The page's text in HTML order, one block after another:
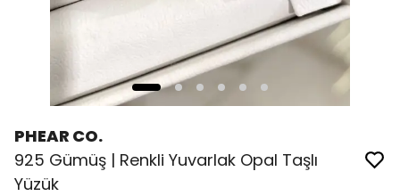
PHEAR CO.
925 Gümüş | Renkli Yuvarlak Opal Taşlı
Yüzük